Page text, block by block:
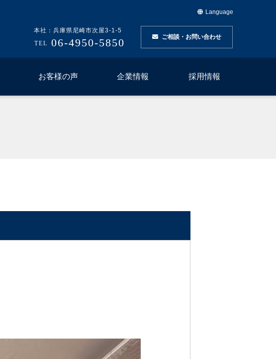
本社：兵庫県尼崎市次屋3-1-5
TEL
06-4950-5850 ご相談・お問い合わせ
Language
お客様の声 企業情報 採用情報